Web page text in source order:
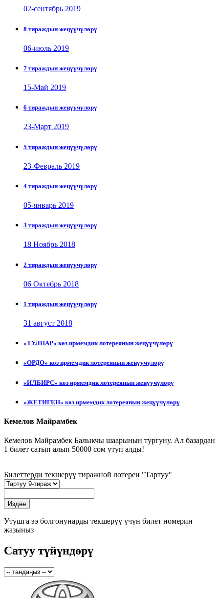
02-сентябрь 2019
8 тираждын жеңүүчүлөрү
06-июль 2019
7 тираждын жеңүүчүлөрү
15-Май 2019
6 тираждын жеңүүчүлөрү
23-Март 2019
5 тираждын жеңүүчүлөрү
23-Февраль 2019
4 тираждын жеңүүчүлөрү
05-январь 2019
3 тираждын жеңүүчүлөрү
18 Ноябрь 2018
2 тираждын жеңүүчүлөрү
06 Октябрь 2018
1 тираждын жеңүүчүлөрү
31 август 2018
«ТУЛПАР» көз ирмемдик лотереянын жеңүүчүлөрү
«ОРДО» көз ирмемдик лотереянын жеңүүчүлөрү
«ИЛБИРС» көз ирмемдик лотереянын жеңүүчүлөрү
«ЖЕТИГЕН» көз ирмемдик лотереянын жеңүүчүлөрү
Кемелов Майрамбек
Кемелов Майрамбек Балыкчы шаарынын тургуну. Ал базардан
1 билет сатып алып 50000 сом утуп алды!
Билеттерди текшерүү тиражной лотереи "Тартуу"
Утушга ээ болгонунарды текшерүү үчүн билет номерин
жазыныз
Сатуу түйүндөрү